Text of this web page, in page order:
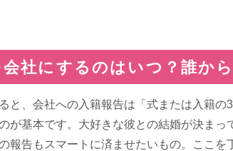
会社にするのはいつ？誰か
と、会社への入籍報告は「式または入籍の
が基本です。大好きな彼との結婚が決まっ
報告もスマートに済ませたいもの。ここを